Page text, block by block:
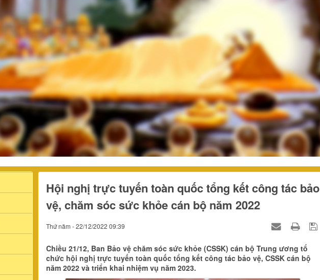
Hội nghị trực tuyến toàn quốc tổng kết công tác bảo
vệ, chăm sóc sức khỏe cán bộ năm 2022
Thứ năm - 22/12/2022 09:39
Chiều 21/12, Ban Bảo vệ chăm sóc sức khỏe (CSSK) cán bộ Trung ương tổ
chức hội nghị trực tuyến toàn quốc tổng kết công tác bảo vệ, CSSK cán bộ
năm 2022 và triển khai nhiệm vụ năm 2023.